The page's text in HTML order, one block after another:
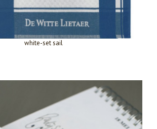
white-set sail